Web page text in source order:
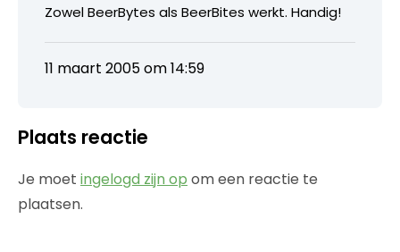
Zowel BeerBytes als BeerBites werkt. Handig!
11 maart 2005 om 14:59
Plaats reactie
Je moet ingelogd zijn op om een reactie te
plaatsen.